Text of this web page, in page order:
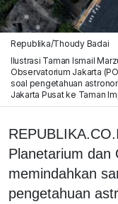
Republika/Thoudy Badai
Ilustrasi Taman Ismail
Observatorium Jakarta
soal pengetahuan
Jakarta Pusat ke Taman
Planetarium dan
memindahkan
pengetahuan